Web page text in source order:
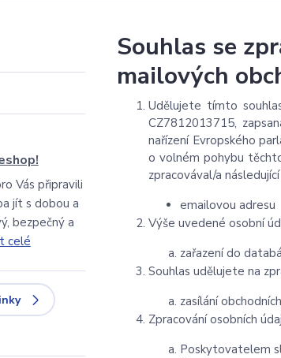
Vás připravili
jít s dobou a
bezpečný a
celé
Souhlas se
mailových
Udělujete tímto
CZ7812013715,
nařízení Evropského
o volném pohybu
zpracovával/a
emailovou adresu
Výše uvedené osobní
zařazení do
Souhlas udělujete na
zasílání
Zpracování osobních
Poskytovatelem